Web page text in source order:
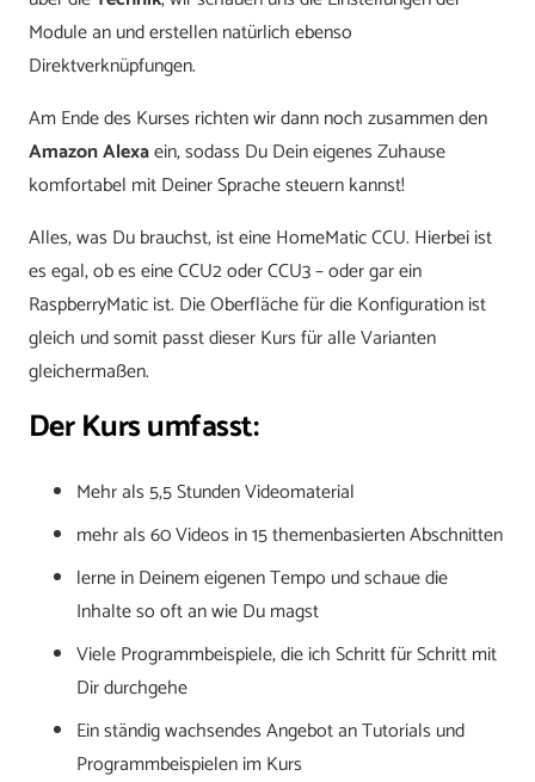
Module an und erstellen natürlich ebenso
Direktverknüpfungen.
Am Ende des Kurses richten wir dann noch zusammen den
Amazon Alexaein, sodass Du Dein eigenes Zuhause
komfortabel mit Deiner Sprache steuern kannst!
Alles, was Du brauchst, ist eine HomeMatic CCU. Hierbei ist
es egal, ob es eine CCU2 oder CCU3 – oder gar ein
RaspberryMatic ist. Die Oberfläche für die Konfiguration ist
gleich und somit passt dieser Kurs für alle Varianten
gleichermaßen.
Der Kurs umfasst:
Mehr als 5,5 Stunden Videomaterial
mehr als 60 Videos in 15 themenbasierten Abschnitten
lerne in Deinem eigenen Tempo und schaue die
Inhalte so oft an wie Du magst
Viele Programmbeispiele, die ich Schritt für Schritt mit
Dir durchgehe
Ein ständig wachsendes Angebot an Tutorials und
Programmbeispielen im Kurs